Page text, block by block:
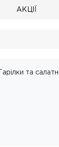
АКЦІЇ
Тарілки та